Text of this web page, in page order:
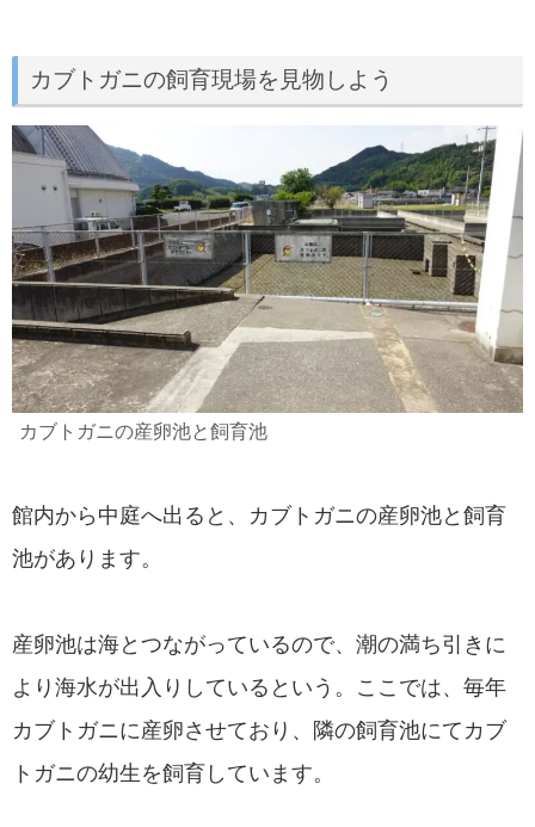
カブトガニの飼育現場を見物しよう
カブトガニの産卵池と飼育池
館内から中庭へ出ると、カブトガニの産卵池と飼育
池があります。
産卵池は海とつながっているので、潮の満ち引きに
より海水が出入りしているという。ここでは、毎年
カブトガニに産卵させており、隣の飼育池にてカブ
トガニの幼生を飼育しています。